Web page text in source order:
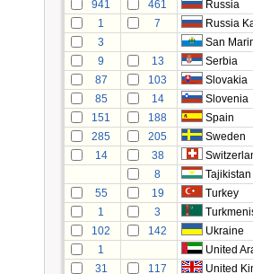
941
461 Russia
1
7 Russia
3
San
9
13 Serbia
87
103 Slovakia
85
14 Slovenia
151
188 Spain
285
205 Sweden
14
38
8
Tajikistan
55
19 Turkey
1
3
102
142 Ukraine
1
United
31
117 United